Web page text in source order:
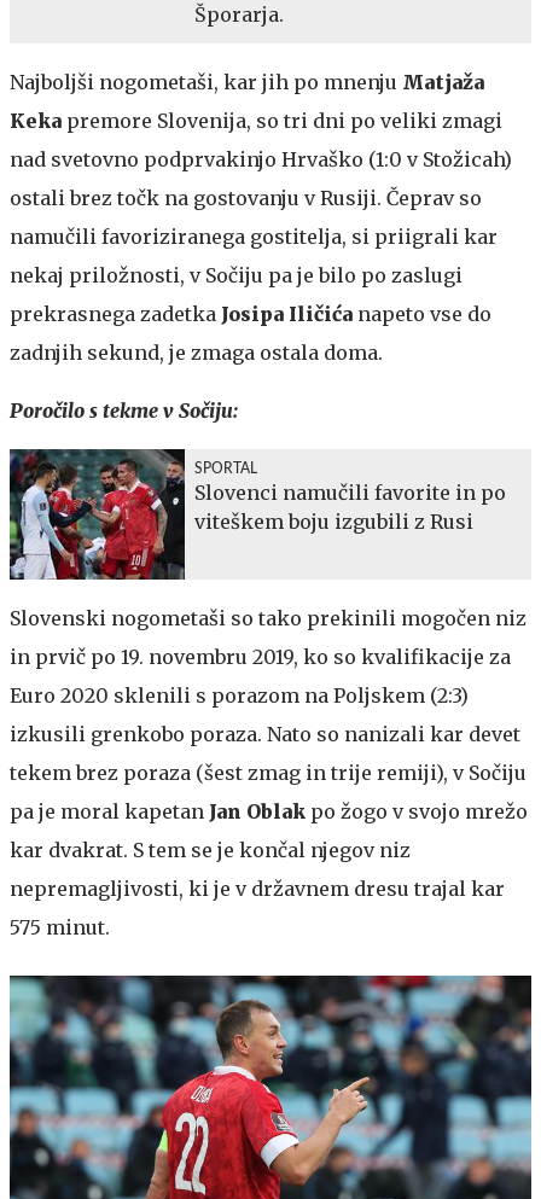
Šporarja.
Najboljši nogometaši, kar jih po mnenju Matjaža
Keka premore Slovenija, so tri dni po veliki zmagi
nad svetovno podprvakinjo Hrvaško (1:0 v Stožicah)
ostali brez točk na gostovanju v Rusiji. Čeprav so
namučili favoriziranega gostitelja, si priigrali kar
nekaj priložnosti, v Sočiju pa je bilo po zaslugi
prekrasnega zadetka Josipa Iličića napeto vse do
zadnjih sekund, je zmaga ostala doma.
Poročilo s tekme v Sočiju:
SPORTAL
Slovenci namučili favorite in po
viteškem boju izgubili z Rusi
Slovenski nogometaši so tako prekinili mogočen niz
in prvič po 19. novembru 2019, ko so kvalifikacije za
Euro 2020 sklenili s porazom na Poljskem (2:3)
izkusili grenkobo poraza. Nato so nanizali kar devet
tekem brez poraza (šest zmag in trije remiji), v Sočiju
pa je moral kapetan Jan Oblak po žogo v svojo mrežo
kar dvakrat. S tem se je končal njegov niz
nepremagljivosti, ki je v državnem dresu trajal kar
575 minut.